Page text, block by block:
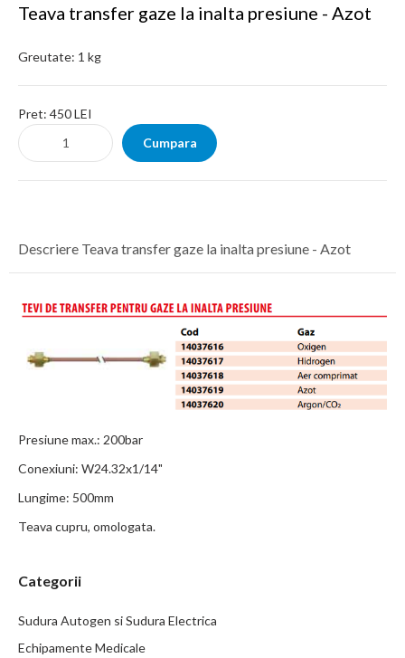
Teava transfer gaze la inalta presiune - Azot
Greutate: 1 kg
Pret: 450 LEI
Descriere Teava transfer gaze la inalta presiune - Azot
Presiune max.: 200bar
Conexiuni: W24.32x1/14"
Lungime: 500mm
Teava cupru, omologata.
Categorii
Sudura Autogen si Sudura Electrica
Echipamente Medicale